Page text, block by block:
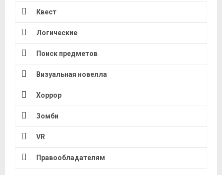
Квест
Логические
Поиск предметов
Визуальная новелла
Хоррор
Зомби
VR
Правообладателям